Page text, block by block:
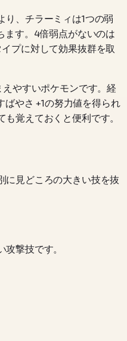
り、チラーミィは1つの弱
ます。4倍弱点がないのは
プに対して効果抜群を取
やすいポケモンです。経
やさ +1の努力値を得られ
覚えておくと便利です。
に見どころの大きい技を抜
撃技です。